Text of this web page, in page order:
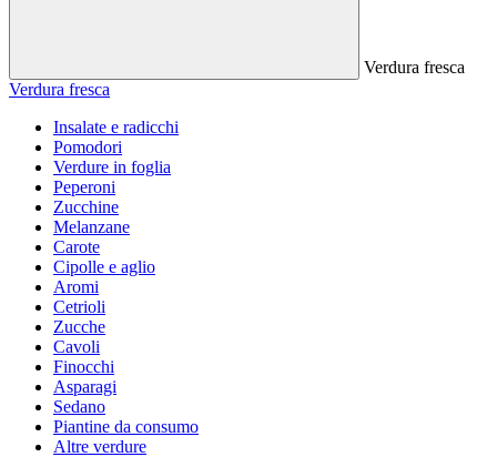
Verdura fresca
Verdura fresca
Insalate e radicchi
Pomodori
Verdure in foglia
Peperoni
Zucchine
Melanzane
Carote
Cipolle e aglio
Aromi
Cetrioli
Zucche
Cavoli
Finocchi
Asparagi
Sedano
Piantine da consumo
Altre verdure